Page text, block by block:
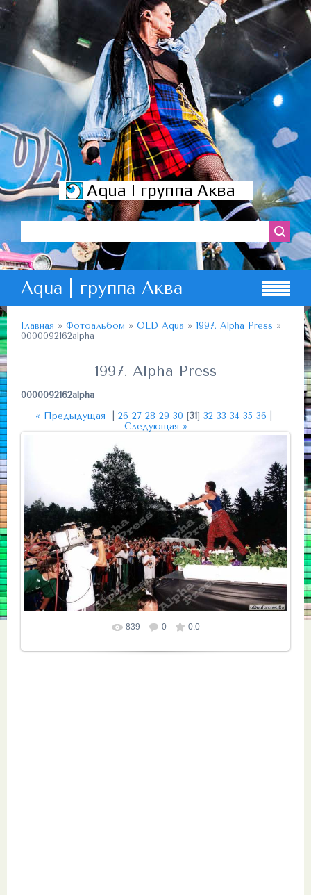
Aqua | группа Аква
Aqua | группа Аква
Главная » Фотоальбом » OLD Aqua » 1997. Alpha Press »
0000092162alpha
1997. Alpha Press
0000092162alpha
« Предыдущая
26 27 28 29 30 [31] 32 33 34 35 36
Следующая »
Размер фотографии: 1000x673
839 0 0.0